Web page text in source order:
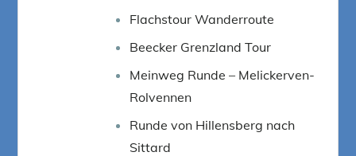
Flachstour Wanderroute
Beecker Grenzland Tour
Meinweg Runde – Melickerven-
Rolvennen
Runde von Hillensberg nach
Sittard